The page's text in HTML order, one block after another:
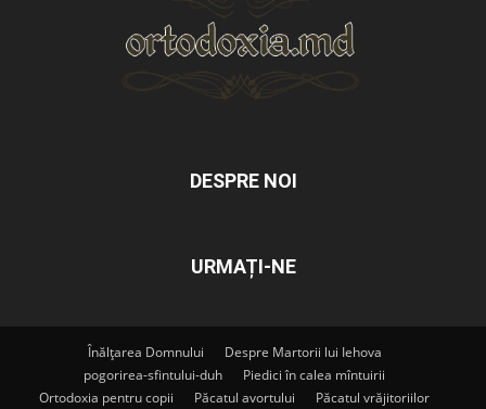
DESPRE NOI
URMAȚI-NE
Înălțarea Domnului
Despre Martorii lui Iehova
pogorirea-sfintului-duh
Piedici în calea mîntuirii
Ortodoxia pentru copii
Păcatul avortului Păcatul vrăjitoriilor